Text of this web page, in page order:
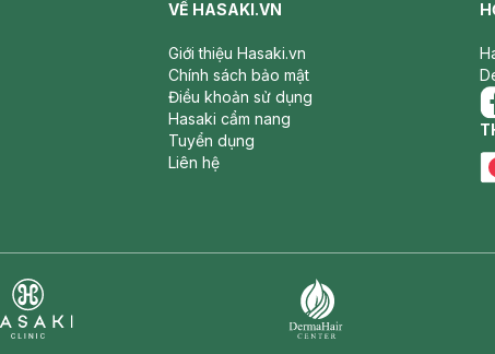
VỀ HASAKI.VN
Giới thiệu Hasaki.vn
Chính sách bảo mật
Điều khoản sử dụng
Hasaki cẩm nang
Tuyển dụng
Liên hệ